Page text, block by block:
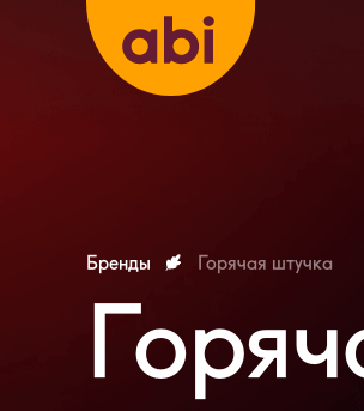
Бренды Горячая штучка